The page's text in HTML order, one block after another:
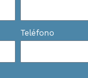
Teléfono